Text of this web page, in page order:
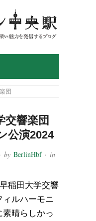
団
交響楽団
公演2024
· byBerlinHbf· in
稲田大学交響
ィルハーモニ
晴らしかっ